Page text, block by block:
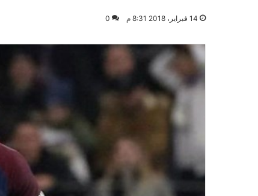
14 فبراير، 2018 8:31 م 0